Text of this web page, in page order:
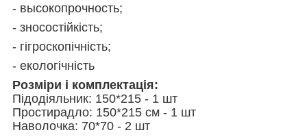
- высокопрочность;
- зносостійкість;
- гігроскопічність;
- екологічність
Розміри і комплектація:
Підодіяльник: 150*215 - 1 шт
Простирадло: 150*215 см - 1 шт
Наволочка: 70*70 - 2 шт